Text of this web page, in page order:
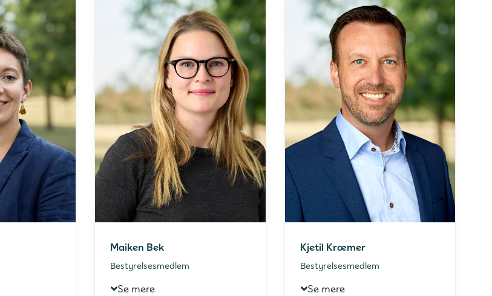
Maiken Bek
Bestyrelsesmedlem
Se mere
Kjetil Kræmer
Bestyrelsesmedlem
Se mere